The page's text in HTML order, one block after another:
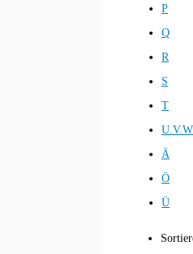
P
Q
R
S
T
Ä
Ö
Ü